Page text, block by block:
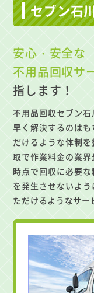
セブン石
安心・安全な
不用品回収サ
指します！
不用品回収セブン
早く解決するのは
だけるような体制
取で作業料金の業
時点で回収に必要
を発生させないよ
ただけるようなサー